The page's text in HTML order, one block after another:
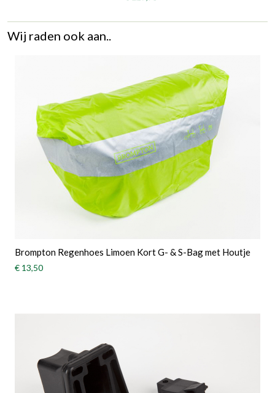
Wij raden ook aan..
Brompton Regenhoes Limoen Kort G- & S-Bag met Houtje
€ 13,50